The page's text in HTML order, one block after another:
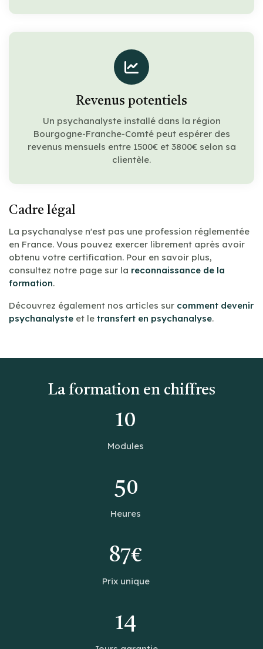
Revenus potentiels
Un psychanalyste installé dans la région
Bourgogne-Franche-Comté peut espérer des
revenus mensuels entre 1500€ et 3800€ selon sa
clientèle.
Cadre légal
La psychanalyse n'est pas une profession réglementée
en France. Vous pouvez exercer librement après avoir
obtenu votre certification. Pour en savoir plus,
consultez notre page sur la reconnaissance de la
formation.
Découvrez également nos articles sur comment devenir
psychanalyste et le transfert en psychanalyse.
La formation en chiffres
10
Modules
50
Heures
87€
Prix unique
14